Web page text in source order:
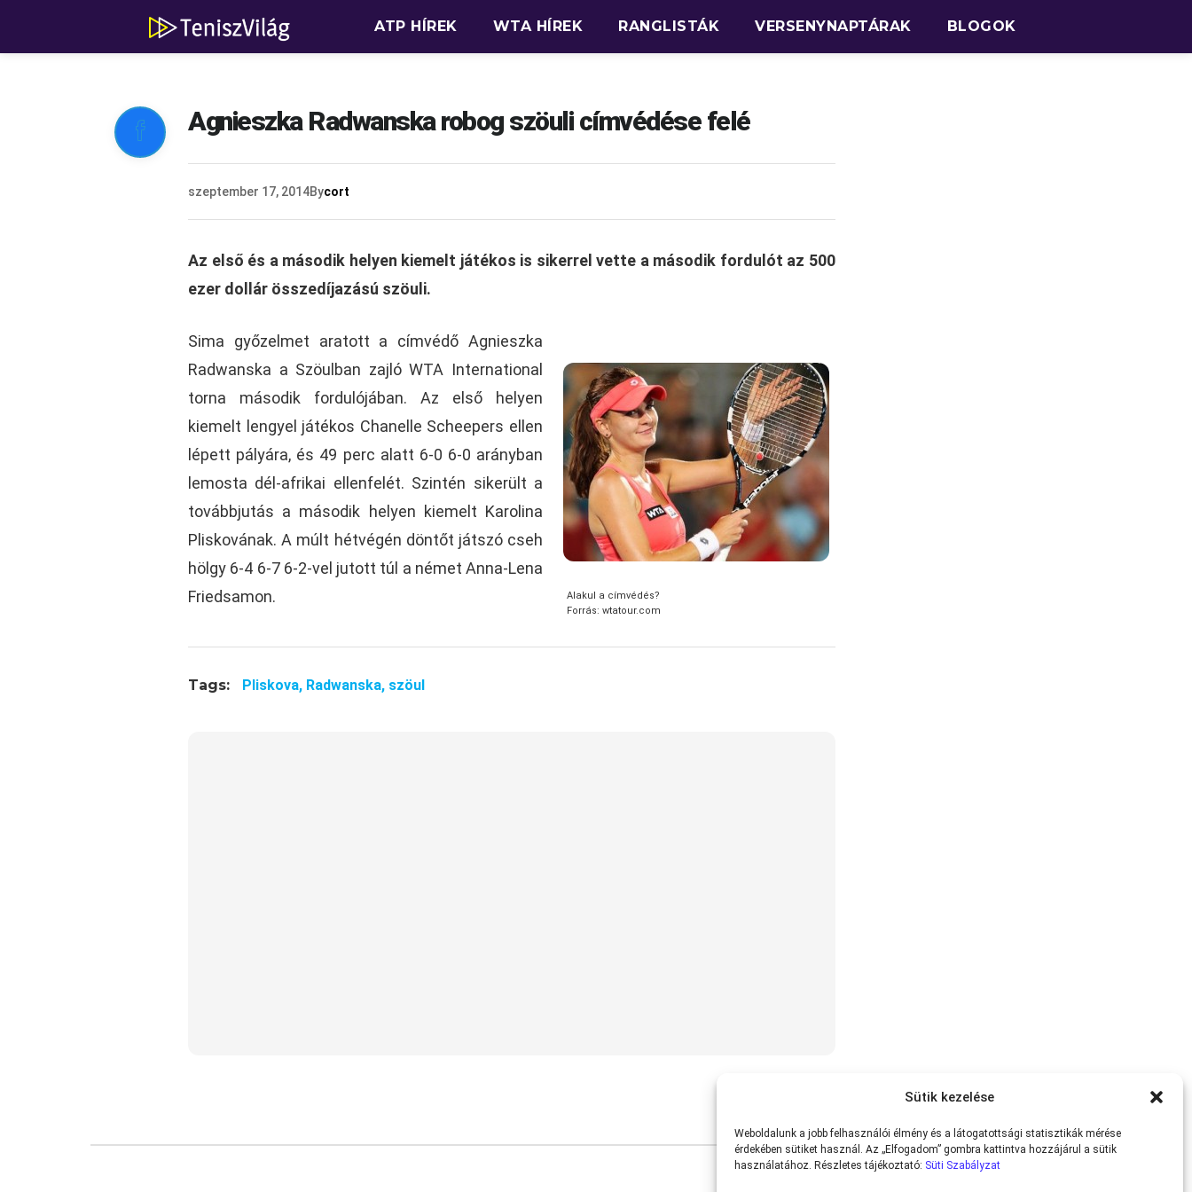
Sütik kezelése
Weboldalunk a jobb felhasználói élmény és a látogatottsági statisztikák mérése
érdekében sütiket használ. Az „Elfogadom” gombra kattintva hozzájárul a sütik
használatához. Részletes tájékoztató: Süti Szabályzat
ATP HÍREK WTA HÍREK RANGLISTÁK VERSENYNAPTÁRAK BLOGOK
 Agnieszka Radwanska robog szöuli címvédése felé
szeptember 17, 2014Bycort
Az első és a második helyen kiemelt játékos is sikerrel vette a második fordulót az 500
ezer dollár összedíjazású szöuli.
Alakul a címvédés?
Forrás: wtatour.com
Sima győzelmet aratott a címvédő Agnieszka
Radwanska a Szöulban zajló WTA International
torna második fordulójában. Az első helyen
kiemelt lengyel játékos Chanelle Scheepers ellen
lépett pályára, és 49 perc alatt 6-0 6-0 arányban
lemosta dél-afrikai ellenfelét. Szintén sikerült a
továbbjutás a második helyen kiemelt Karolina
Pliskovának. A múlt hétvégén döntőt játszó cseh
hölgy 6-4 6-7 6-2-vel jutott túl a német Anna-Lena
Friedsamon.
Tags: Pliskova, Radwanska, szöul